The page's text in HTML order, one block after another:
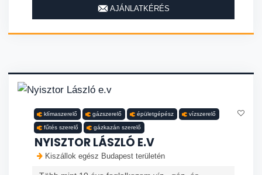
AJÁNLATKÉRÉS
klímaszerelő gázszerelő épületgépész vízszerelő
fűtés szerelő gázkazán szerelő
NYISZTOR LÁSZLÓ E.V
Kiszállok egész Budapest területén